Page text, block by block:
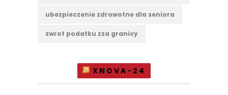
ubezpieczenie zdrowotne dla seniora
zwrot podatku zza granicy
XNOVA-24